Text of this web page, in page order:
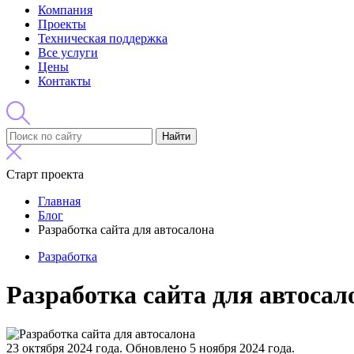
Компания
Проекты
Техническая поддержка
Все услуги
Цены
Контакты
Найти
Старт проекта
Главная
Блог
Разработка сайта для автосалона
Разработка
Разработка сайта для
23 октября 2024 года. Обновлено 5 ноября 2024 года.